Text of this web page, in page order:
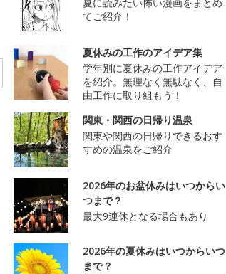
夏に読みたい怖い漫画をまとめ
てご紹介！
夏休みの工作のアイデア集
学年別に夏休みの工作アイデア
を紹介。無理なく無駄なく、自
由工作に取り組もう！
関東・関西の日帰り温泉
関東や関西の日帰りできるおす
すめの温泉をご紹介
2026年のお盆休みはいつからい
つまで？
最大9連休となる場合もあり
2026年の夏休みはいつからいつ
まで？